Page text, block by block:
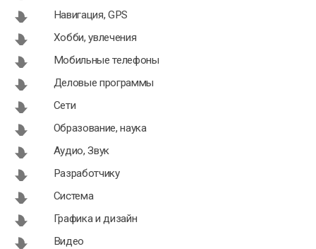
Навигация, GPS
Хобби, увлечения
Мобильные телефоны
Деловые программы
Сети
Образование, наука
Аудио, Звук
Разработчику
Система
Графика и дизайн
Видео